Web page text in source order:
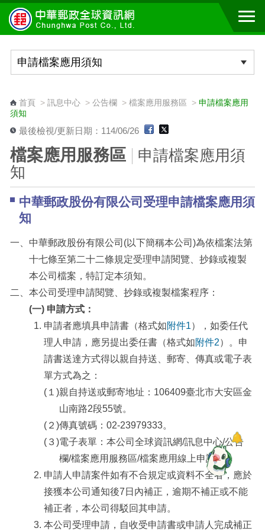
跳到主要內容區塊
首頁> 訊息中心> 公告欄 > 檔案應用服務區 > 申請檔案應用
須知
最後檢視/更新日期：114/06/26
檔案應用服務區
申請檔案應用須
知
中華郵政股份有限公司受理申請檔案應用須
知
一、 中華郵政股份有限公司(以下簡稱本公司)為依檔案法第
十七條至第二十二條規定受理申請閱覽、抄錄或複製
本公司檔案，特訂定本須知。
二、 本公司受理申請閱覽、抄錄或複製檔案程序：
(一) 申請方式：
申請者應填具申請書（格式如附件1），如委任代
理人申請，應另提出委任書（格式如附件2）。申
請書送達方式得以親自持送、郵寄、傳真或電子表
單方式為之：
(１)親自持送或郵寄地址：106409臺北市大安區金
山南路2段55號。
(２)傳真號碼：02-23979333。
(３)電子表單：本公司全球資訊網/訊息中心/公告
欄/檔案應用服務區/檔案應用線上申請。
申請人申請案件如有不合規定或資料不全者，應於
接獲本公司通知後7日內補正，逾期不補正或不能
補正者，本公司得駁回其申請。
本公司受理申請，自收受申請書或申請人完成補正